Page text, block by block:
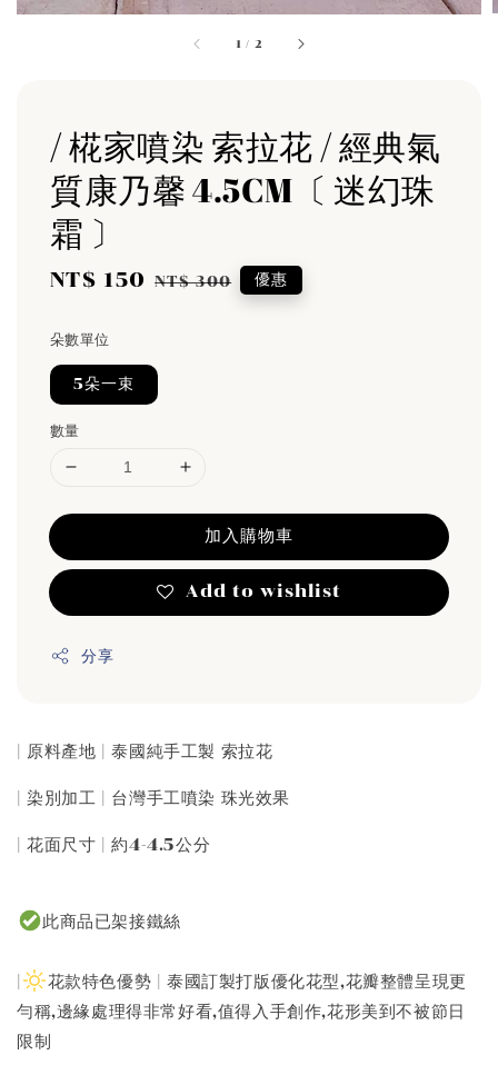
1 / 2
/ 椛家噴染 索拉花 / 經典氣
質康乃馨 4.5CM〔 迷幻珠
霜 〕
Sale
NT$ 150 Regular
NT$ 300 優惠
朵數單位
5朵一束
數量
加入購物車
Add to wishlist
分享
| 原料產地 | 泰國純手工製 索拉花
| 染別加工 | 台灣手工噴染 珠光效果
| 花面尺寸 | 約4-4.5公分
此商品已架接鐵絲
花款特色優勢 | 泰國訂製打版優化花型,花瓣整體呈現更
勻稱,邊緣處理得非常好看,值得入手創作,花形美到不被節日
限制